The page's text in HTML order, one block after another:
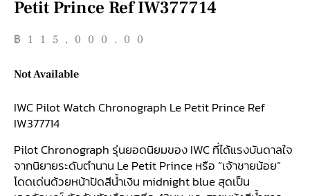
Petit Prince Ref IW377714
฿ 115,000.00
Not Available
IWC Pilot Watch Chronograph Le Petit Prince Ref
IW377714
Pilot Chronograph รุ่นยอดนิยมของ IWC ที่ได้แรงบันดาลใจ
จากนิยายระดับตำนาน Le Petit Prince หรือ “เจ้าชายน้อย”
โดดเด่นด้วยหน้าปัดสีน้ำเงิน midnight blue สุดเป็น